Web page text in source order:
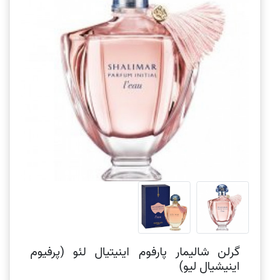
گرلن شالیمار پارفوم اینیتیال لئو (پرفیوم
اینیشیال لیو)